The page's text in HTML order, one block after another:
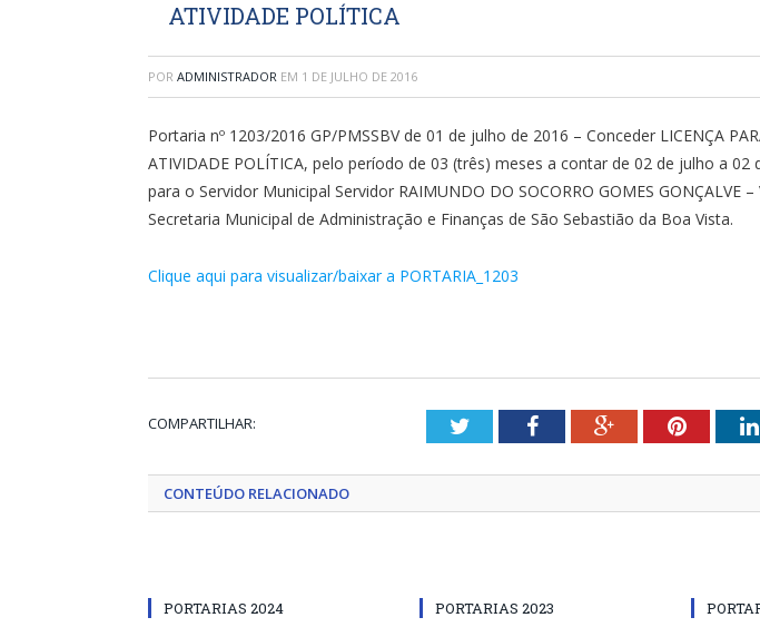
ATIVIDADE POLÍTICA
POR ADMINISTRADOR EM 1 DE JULHO DE 2016
Portaria nº 1203/2016 GP/PMSSBV de 01 de julho de 2016 – Conceder LICENÇA
ATIVIDADE POLÍTICA, pelo período de 03 (três) meses a contar de 02 de julho a 02
para o Servidor Municipal Servidor RAIMUNDO DO SOCORRO GOMES GONÇALVE
Secretaria Municipal de Administração e Finanças de São Sebastião da Boa Vista.
Clique aqui para visualizar/baixar a PORTARIA_1203
COMPARTILHAR: TwitterFacebookGoogle+Pinterest
CONTEÚDO RELACIONADO
PORTARIAS 2024 PORTARIAS 2023